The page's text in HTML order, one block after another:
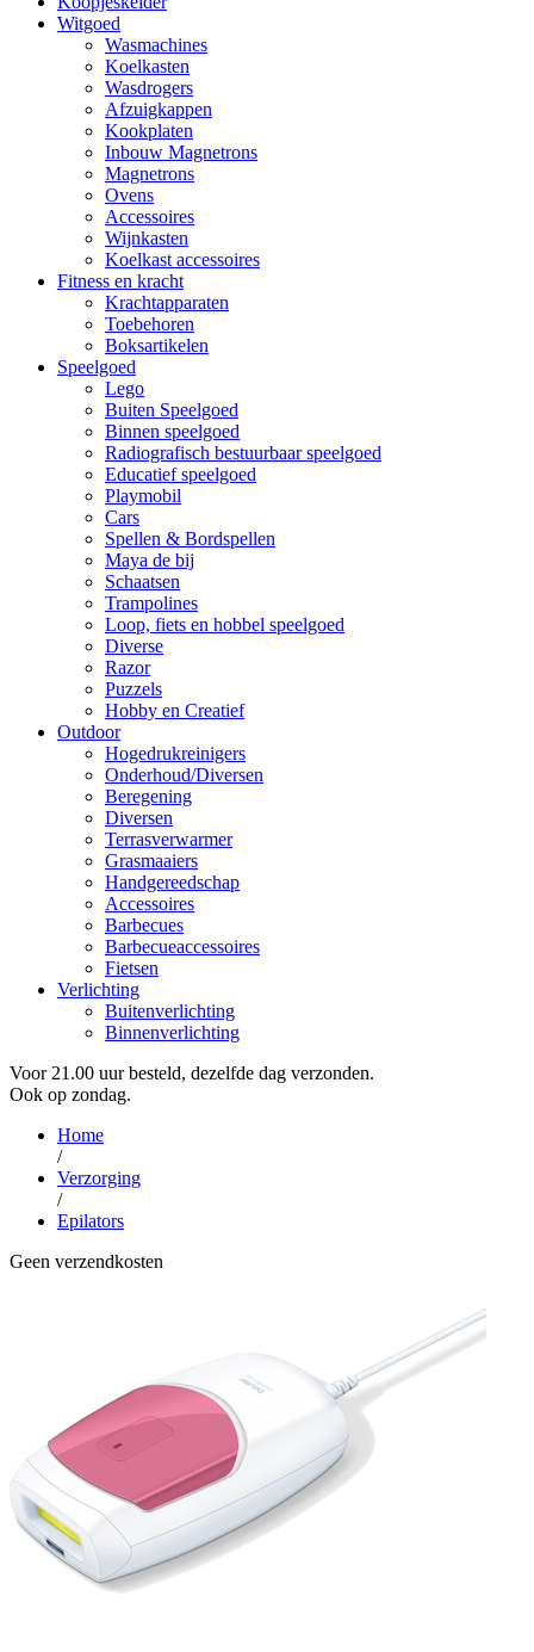
Witgoed
Wasmachines
Koelkasten
Wasdrogers
Afzuigkappen
Kookplaten
Inbouw Magnetrons
Magnetrons
Ovens
Accessoires
Wijnkasten
Koelkast accessoires
Fitness en kracht
Krachtapparaten
Toebehoren
Boksartikelen
Speelgoed
Lego
Buiten Speelgoed
Binnen speelgoed
Radiografisch bestuurbaar speelgoed
Educatief speelgoed
Playmobil
Cars
Spellen & Bordspellen
Maya de bij
Schaatsen
Trampolines
Loop, fiets en hobbel speelgoed
Diverse
Razor
Puzzels
Hobby en Creatief
Outdoor
Hogedrukreinigers
Onderhoud/Diversen
Beregening
Diversen
Terrasverwarmer
Grasmaaiers
Handgereedschap
Accessoires
Barbecues
Barbecueaccessoires
Fietsen
Verlichting
Buitenverlichting
Binnenverlichting
Voor 21.00 uur besteld, dezelfde dag verzonden.
Ook op zondag.
Home
/
Verzorging
/
Epilators
Geen verzendkosten